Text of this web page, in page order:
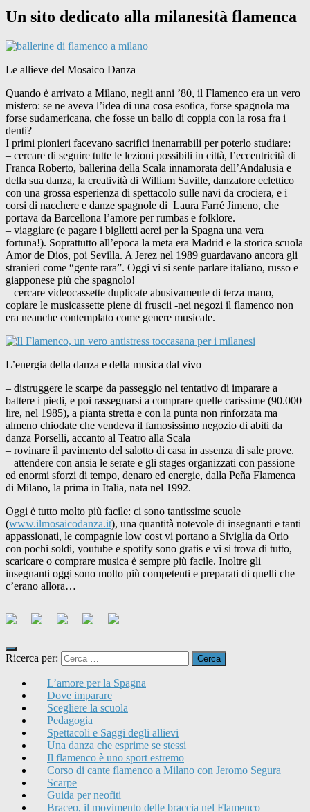
Un sito dedicato alla milanesità flamenca
Le allieve del Mosaico Danza
Quando è arrivato a Milano, negli anni ’80, il Flamenco era un vero
mistero: se ne aveva l’idea di una cosa esotica, forse spagnola ma
forse sudamericana, che fosse un ballo di coppia con la rosa fra i
denti?
I primi pionieri facevano sacrifici inenarrabili per poterlo studiare:
– cercare di seguire tutte le lezioni possibili in città, l’eccentricità di
Franca Roberto, ballerina della Scala innamorata dell’Andalusia e
della sua danza, la creatività di William Saville, danzatore eclettico
con una grossa esperienza di spettacolo sulle navi da crociera, e i
corsi di nacchere e danze spagnole di Laura Farré Jimeno, che
portava da Barcellona l’amore per rumbas e folklore.
– viaggiare (e pagare i biglietti aerei per la Spagna una vera
fortuna!). Soprattutto all’epoca la meta era Madrid e la storica scuola
Amor de Dios, poi Sevilla. A Jerez nel 1989 guardavano ancora gli
stranieri come “gente rara”. Oggi vi si sente parlare italiano, russo e
giapponese più che spagnolo!
– cercare videocassette duplicate abusivamente di terza mano,
copiare le musicassette piene di fruscii -nei negozi il flamenco non
era neanche contemplato come genere musicale.
L’energia della danza e della musica dal vivo
– distruggere le scarpe da passeggio nel tentativo di imparare a
battere i piedi, e poi rassegnarsi a comprare quelle carissime (90.000
lire, nel 1985), a pianta stretta e con la punta non rinforzata ma
almeno chiodate che vendeva il famosissimo negozio di abiti da
danza Porselli, accanto al Teatro alla Scala
– rovinare il pavimento del salotto di casa in assenza di sale prove.
– attendere con ansia le serate e gli stages organizzati con passione
ed enormi sforzi di tempo, denaro ed energie, dalla Peña Flamenca
di Milano, la prima in Italia, nata nel 1992.
Oggi è tutto molto più facile: ci sono tantissime scuole
(www.ilmosaicodanza.it), una quantità notevole di insegnanti e tanti
appassionati, le compagnie low cost vi portano a Siviglia da Orio
con pochi soldi, youtube e spotify sono gratis e vi si trova di tutto,
scaricare o comprare musica è sempre più facile. Inoltre gli
insegnanti oggi sono molto più competenti e preparati di quelli che
c’erano allora…
Ricerca per:
L’amore per la Spagna
Dove imparare
Scegliere la scuola
Pedagogia
Spettacoli e Saggi degli allievi
Una danza che esprime se stessi
Il flamenco è uno sport estremo
Corso di cante flamenco a Milano con Jeromo Segura
Scarpe
Guida per neofiti
Braceo, il movimento delle braccia nel Flamenco